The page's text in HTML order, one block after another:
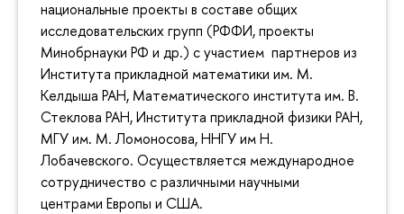
национальные проекты в составе общих
исследовательских групп (РФФИ, проекты
Минобрнауки РФ и др.) с участием партнеров из
Института прикладной математики им. М.
Келдыша РАН, Математического института им. В.
Стеклова РАН, Института прикладной физики РАН,
МГУ им. М. Ломоносова, ННГУ им Н.
Лобачевского. Осуществляется международное
сотрудничество с различными научными
центрами Европы и США.